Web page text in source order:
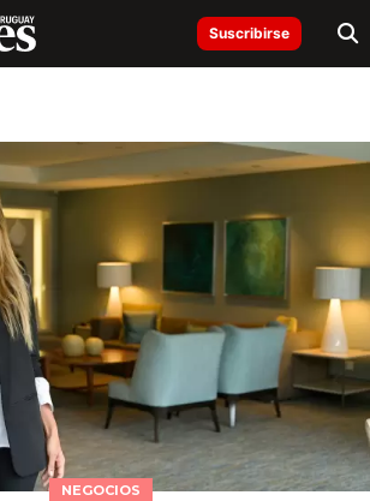
Suscribirse
NEGOCIOS